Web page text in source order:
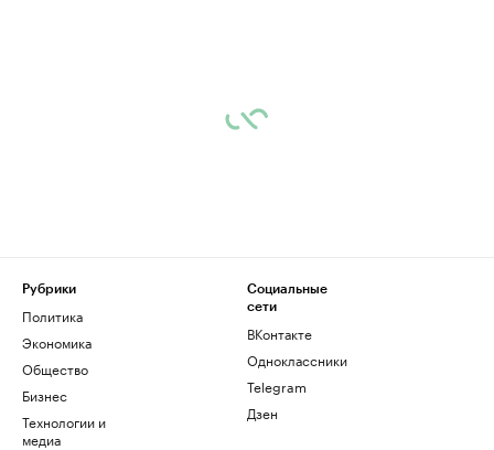
Рубрики
Политика
Экономика
Общество
Бизнес
Технологии и
медиа
Социальные
сети
ВКонтакте
Одноклассники
Telegram
Дзен